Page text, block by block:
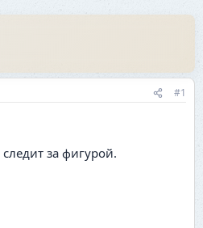
#1
за фигурой.